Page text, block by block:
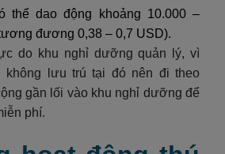
thể dao động khoảng 10.000 –
đương 0,38 – 0,7 USD).
do khu nghỉ dưỡng quản lý, vì
không lưu trú tại đó nên đi theo
gần lối vào khu nghỉ dưỡng để
phí.